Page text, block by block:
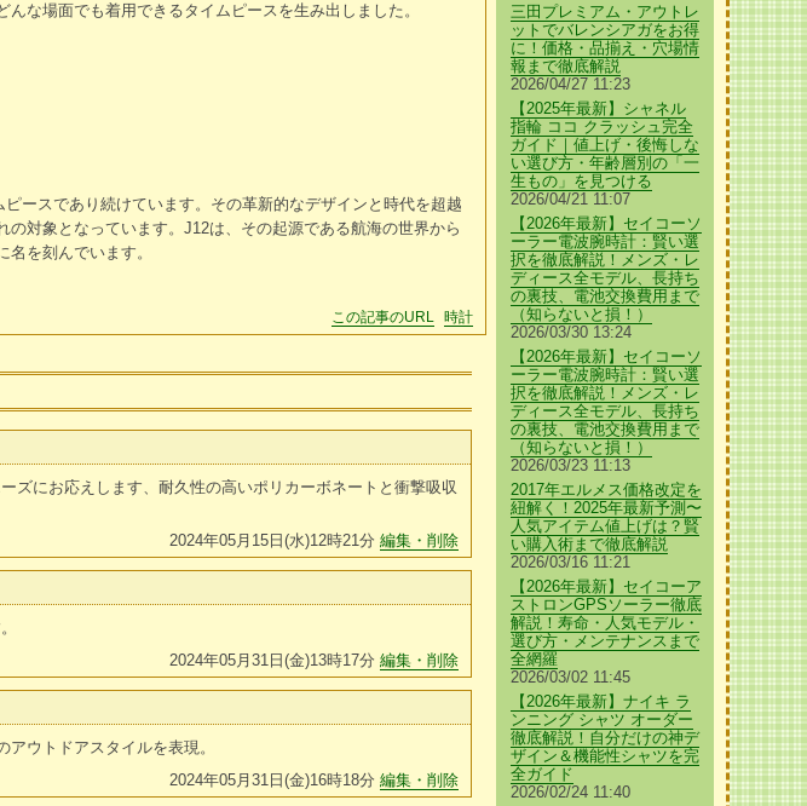
な場面でも着用できるタイムピースを生み出しました。
ースであり続けています。その革新的なデザインと時代を超越
対象となっています。J12は、その起源である航海の世界から
を刻んでいます。
この記事のURL 時計
ズにお応えします、耐久性の高いポリカーボネートと衝撃吸収
2024年05月15日(水)12時21分 編集・削除
2024年05月31日(金)13時17分 編集・削除
ウトドアスタイルを表現。
2024年05月31日(金)16時18分 編集・削除
三田プレミアム・アウトレ
ットでバレンシアガをお得
に！価格・品揃え・穴場情
報まで徹底解説
2026/04/27 11:23
【2025年最新】シャネル
指輪 ココ クラッシュ完全
ガイド｜値上げ・後悔しな
い選び方・年齢層別の「一
生もの」を見つける
2026/04/21 11:07
【2026年最新】セイコーソ
ーラー電波腕時計：賢い選
択を徹底解説！メンズ・レ
ディース全モデル、長持ち
の裏技、電池交換費用まで
（知らないと損！）
2026/03/30 13:24
【2026年最新】セイコーソ
ーラー電波腕時計：賢い選
択を徹底解説！メンズ・レ
ディース全モデル、長持ち
の裏技、電池交換費用まで
（知らないと損！）
2026/03/23 11:13
2017年エルメス価格改定を
紐解く！2025年最新予測〜
人気アイテム値上げは？賢
い購入術まで徹底解説
2026/03/16 11:21
【2026年最新】セイコーア
ストロンGPSソーラー徹底
解説！寿命・人気モデル・
選び方・メンテナンスまで
全網羅
2026/03/02 11:45
【2026年最新】ナイキ ラ
ンニング シャツ オーダー
徹底解説！自分だけの神デ
ザイン＆機能性シャツを完
全ガイド
2026/02/24 11:40